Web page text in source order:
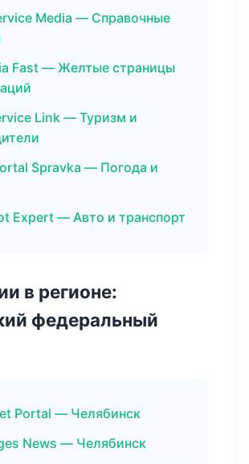
Media — Справочные
Fast — Желтые страницы
Link — Туризм и
Spravka — Погода и
Expert — Авто и транспорт
в регионе:
федеральный
Portal — Челябинск
News — Челябинск